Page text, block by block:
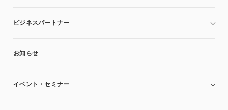
ビジネスパートナー
お知らせ
イベント・セミナー